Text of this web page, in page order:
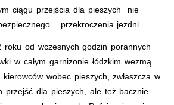
ciągu przejścia dla pieszych nie
przekroczenia jezdni.
roku od wczesnych godzin porannych
w całym garnizonie łódzkim wezmą
wobec pieszych, zwłaszcza w
przejść dla pieszych, ale też bacznie